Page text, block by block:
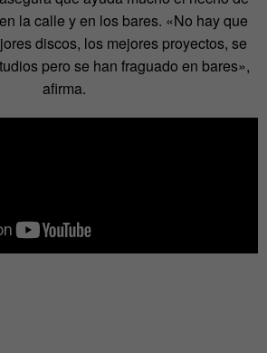
la calle y en los bares. «No hay que
discos, los mejores proyectos, se
pero se han fraguado en bares»,
afirma.